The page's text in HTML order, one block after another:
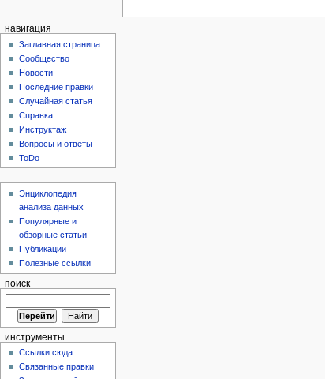
навигация
Заглавная страница
Сообщество
Новости
Последние правки
Случайная статья
Справка
Инструктаж
Вопросы и ответы
ToDo
Энциклопедия
анализа данных
Популярные и
обзорные статьи
Публикации
Полезные ссылки
поиск
инструменты
Ссылки сюда
Связанные правки